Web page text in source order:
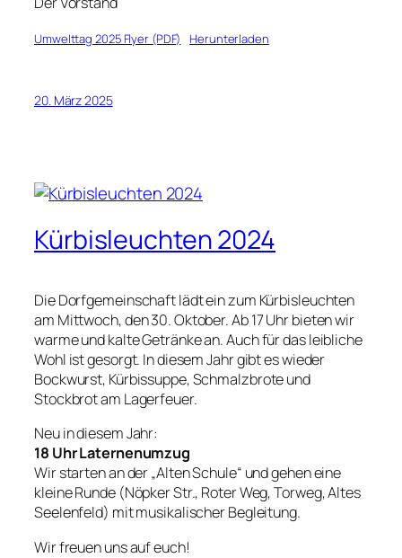
Umwelttag 2025 Flyer (PDF) Herunterladen
20. März 2025
Kürbisleuchten 2024
Die Dorfgemeinschaft lädt ein zum Kürbisleuchten
am Mittwoch, den 30. Oktober. Ab 17 Uhr bieten wir
warme und kalte Getränke an. Auch für das leibliche
Wohl ist gesorgt. In diesem Jahr gibt es wieder
Bockwurst, Kürbissuppe, Schmalzbrote und
Stockbrot am Lagerfeuer.
Neu in diesem Jahr:
18 Uhr Laternenumzug
Wir starten an der „Alten Schule“ und gehen eine
kleine Runde (Nöpker Str., Roter Weg, Torweg, Altes
Seelenfeld) mit musikalischer Begleitung.
Wir freuen uns auf euch!